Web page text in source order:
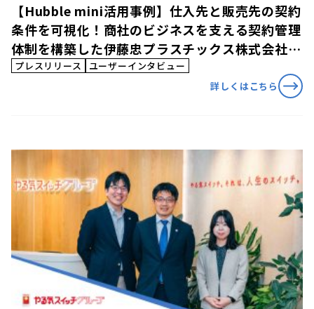
【Hubble mini活用事例】仕入先と販売先の契約
条件を可視化！商社のビジネスを支える契約管理
体制を構築した伊藤忠プラスチックス株式会社の
「Hubble mini」活用事例を公開
プレスリリース
ユーザーインタビュー
詳しくはこちら